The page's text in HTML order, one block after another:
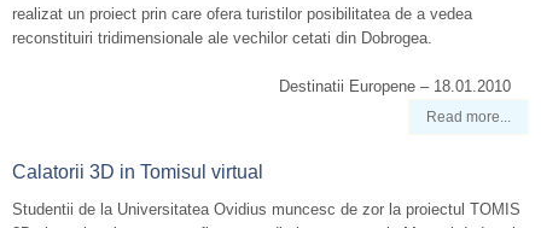
realizat un proiect prin care ofera turistilor posibilitatea de a vedea
reconstituiri tridimensionale ale vechilor cetati din Dobrogea.
Destinatii Europene – 18.01.2010
Read more...
Calatorii 3D in Tomisul virtual
Studentii de la Universitatea Ovidius muncesc de zor la proiectul TOMIS